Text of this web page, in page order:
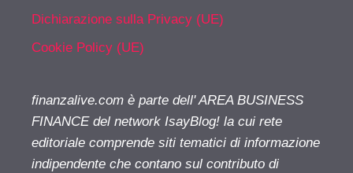
Dichiarazione sulla Privacy (UE)
Cookie Policy (UE)
finanzalive.com è parte dell' AREA BUSINESS
FINANCE del network IsayBlog! la cui rete
editoriale comprende siti tematici di informazione
indipendente che contano sul contributo di